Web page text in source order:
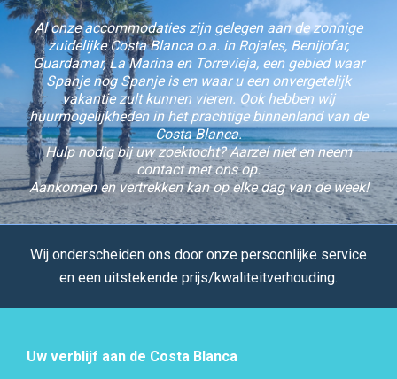
Al onze accommodaties zijn gelegen aan de zonnige
zuidelijke Costa Blanca o.a. in Rojales, Benijofar,
Guardamar, La Marina en Torrevieja, een gebied waar
Spanje nog Spanje is en waar u een onvergetelijk
vakantie zult kunnen vieren. Ook hebben wij
huurmogelijkheden in het prachtige binnenland van de
Costa Blanca.
Hulp nodig bij uw zoektocht? Aarzel niet en neem
contact met ons op.
Aankomen en vertrekken kan op elke dag van de week!
Wij onderscheiden ons door onze persoonlijke service
en een uitstekende prijs/kwaliteitverhouding.
Uw verblijf aan de Costa Blanca